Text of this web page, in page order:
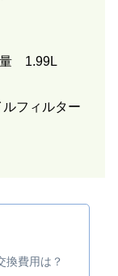
1.99L
フィルター
換費用は？